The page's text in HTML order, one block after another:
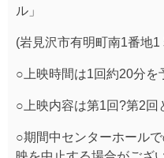
ル」
(岩見沢市有明町南1番地
○上映時間は1回約20分を
○上映内容は第1回?第2回
○期間中センターホール